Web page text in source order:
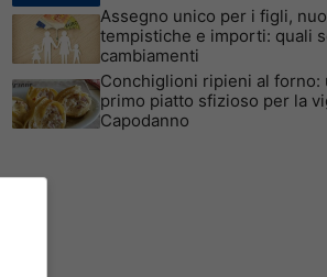
Assegno unico per i figli,
tempistiche e importi: quali
cambiamenti
Conchiglioni ripieni al forno:
primo piatto sfizioso per la
Capodanno